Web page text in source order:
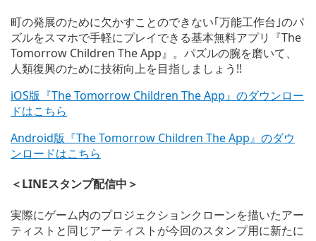
町の発展のために欠かすことのできない｢万能工作台｣のパ
ズルをスマホで手軽にプレイできる基本無料アプリ『The
Tomorrow Children The App』。パズルの腕を磨いて、
人類復興のために技術向上を目指しましょう!!
iOS版『The Tomorrow Children The App』のダウンロー
ドはこちら
Android版『The Tomorrow Children The App』のダウ
ンロードはこちら
＜LINEスタンプ配信中＞
実際にゲーム内のプロジェクションクローンを描いたアー
ティストと同じアーティストが今回のスタンプ用に新たに